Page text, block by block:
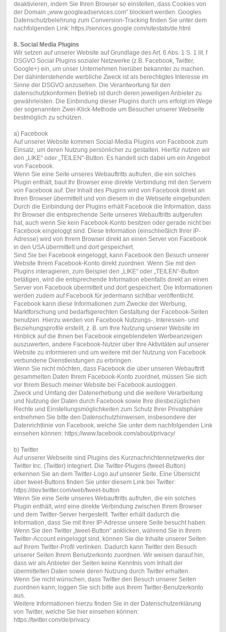
deaktivieren, indem Sie Ihren Browser so einstellen, dass Cookies von
der Domain „www.googleadservices.com“ blockiert werden. Googles
Datenschutzbelehrung zum Conversion-Tracking finden Sie unter dem
nachfolgenden Link: https://services.google.com/sitestats/de.html
8. Social Media Plugins
Wir setzen auf unserer Website auf Grundlage des Art. 6 Abs. 1 S. 1 lit. f
DSGVO Social Plugins sozialer Netzwerke (z.B. Facebook, Twitter,
Google+) ein, um unser Unternehmen hierüber bekannter zu machen.
Der dahinterstehende werbliche Zweck ist als berechtigtes Interesse im
Sinne der DSGVO anzusehen. Die Verantwortung für den
datenschutzkonformen Betrieb ist durch deren jeweiligen Anbieter zu
gewährleisten. Die Einbindung dieser Plugins durch uns erfolgt im Wege
der sogenannten Zwei-Klick-Methode um Besucher unserer Webseite
bestmöglich zu schützen.
a) Facebook
Auf unserer Website kommen Social-Media Plugins von Facebook zum
Einsatz, um deren Nutzung persönlicher zu gestalten. Hierfür nutzen wir
den „LIKE“ oder „TEILEN“-Button. Es handelt sich dabei um ein Angebot
von Facebook.
Wenn Sie eine Seite unseres Webauftritts aufrufen, die ein solches
Plugin enthält, baut Ihr Browser eine direkte Verbindung mit den Servern
von Facebook auf. Der Inhalt des Plugins wird von Facebook direkt an
Ihren Browser übermittelt und von diesem in die Webseite eingebunden.
Durch die Einbindung der Plugins erhält Facebook die Information, dass
Ihr Browser die entsprechende Seite unseres Webauftritts aufgerufen
hat, auch wenn Sie kein Facebook-Konto besitzen oder gerade nicht bei
Facebook eingeloggt sind. Diese Information (einschließlich Ihrer IP-
Adresse) wird von Ihrem Browser direkt an einen Server von Facebook
in den USA übermittelt und dort gespeichert.
Sind Sie bei Facebook eingeloggt, kann Facebook den Besuch unserer
Website Ihrem Facebook-Konto direkt zuordnen. Wenn Sie mit den
Plugins interagieren, zum Beispiel den „LIKE“ oder „TEILEN“-Button
betätigen, wird die entsprechende Information ebenfalls direkt an einen
Server von Facebook übermittelt und dort gespeichert. Die Informationen
werden zudem auf Facebook für jedermann sichtbar veröffentlicht.
Facebook kann diese Informationen zum Zwecke der Werbung,
Marktforschung und bedarfsgerechten Gestaltung der Facebook-Seiten
benutzen. Hierzu werden von Facebook Nutzungs-, Interessen- und
Beziehungsprofile erstellt, z. B. um Ihre Nutzung unserer Website im
Hinblick auf die Ihnen bei Facebook eingeblendeten Werbeanzeigen
auszuwerten, andere Facebook-Nutzer über Ihre Aktivitäten auf unserer
Website zu informieren und um weitere mit der Nutzung von Facebook
verbundene Dienstleistungen zu erbringen.
Wenn Sie nicht möchten, dass Facebook die über unseren Webauftritt
gesammelten Daten Ihrem Facebook-Konto zuordnet, müssen Sie sich
vor Ihrem Besuch meiner Website bei Facebook ausloggen.
Zweck und Umfang der Datenerhebung und die weitere Verarbeitung
und Nutzung der Daten durch Facebook sowie Ihre diesbezüglichen
Rechte und Einstellungsmöglichkeiten zum Schutz Ihrer Privatsphäre
entnehmen Sie bitte den Datenschutzhinweisen, insbesondere der
Datenrichtlinie von Facebook, welche Sie unter dem nachfolgenden Link
einsehen können: https://www.facebook.com/about/privacy/
b) Twitter
Auf unserer Webseite sind Plugins des Kurznachrichtennetzwerks der
Twitter Inc. (Twitter) integriert. Die Twitter-Plugins (tweet-Button)
erkennen Sie an dem Twitter-Logo auf unserer Seite. Eine Übersicht
über tweet-Buttons finden Sie unter diesem Link bei Twitter:
https://dev.twitter.com/web/tweet-button
Wenn Sie eine Seite unseres Webauftritts aufrufen, die ein solches
Plugin enthält, wird eine direkte Verbindung zwischen Ihrem Browser
und dem Twitter-Server hergestellt. Twitter erhält dadurch die
Information, dass Sie mit Ihrer IP-Adresse unsere Seite besucht haben.
Wenn Sie den Twitter „tweet-Button“ anklicken, während Sie in Ihrem
Twitter-Account eingeloggt sind, können Sie die Inhalte unserer Seiten
auf Ihrem Twitter-Profil verlinken. Dadurch kann Twitter den Besuch
unserer Seiten Ihrem Benutzerkonto zuordnen. Wir weisen darauf hin,
dass wir als Anbieter der Seiten keine Kenntnis vom Inhalt der
übermittelten Daten sowie deren Nutzung durch Twitter erhalten.
Wenn Sie nicht wünschen, dass Twitter den Besuch unserer Seiten
zuordnen kann, loggen Sie sich bitte aus Ihrem Twitter-Benutzerkonto
aus.
Weitere Informationen hierzu finden Sie in der Datenschutzerklärung
von Twitter, welche Sie hier einsehen können:
https://twitter.com/de/privacy